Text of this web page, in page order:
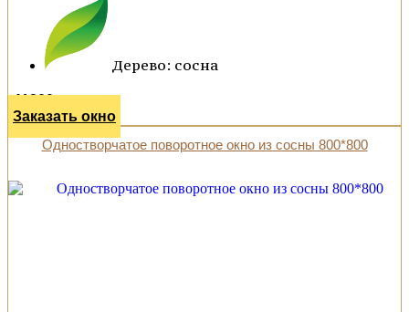
Дерево: сосна
41200 р.
Заказать окно
Одностворчатое поворотное окно из сосны 800*800